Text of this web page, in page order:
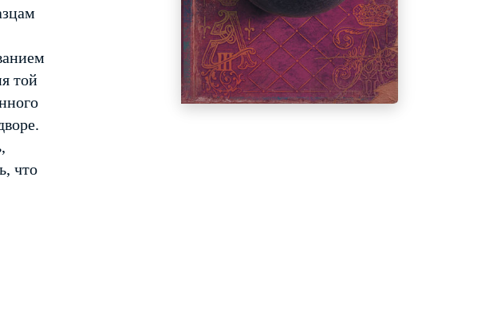
той
что